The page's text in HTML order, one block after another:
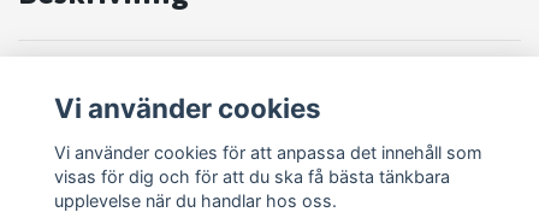
Vi använder cookies
Vi använder cookies för att anpassa det innehåll som
visas för dig och för att du ska få bästa tänkbara
upplevelse när du handlar hos oss.